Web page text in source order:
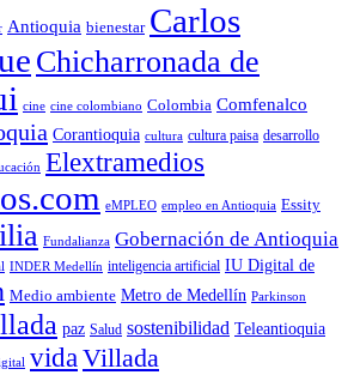
Antioquia bienestar Carlos
Chicharronada de
cine cine colombiano Colombia Comfenalco
Corantioquia cultura cultura paisa desarrollo
Elextramedios
eMPLEO empleo en Antioquia Essity
Fundalianza Gobernación de Antioquia
INDER Medellín inteligencia artificial IU Digital de
Medio ambiente Metro de Medellín Parkinson
paz Salud sostenibilidad Teleantioquia
vidaVillada